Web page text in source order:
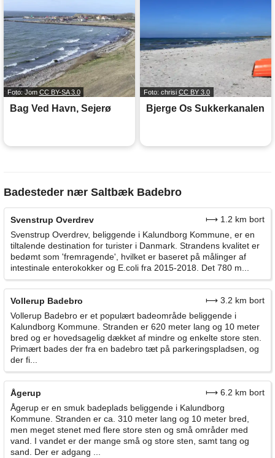
Foto: Jom CC BY-SA 3.0
Bag Ved Havn, Sejerø
Foto: chrisi CC BY 3.0
Bjerge Os Sukkerkanalen
Badesteder nær Saltbæk Badebro
Svenstrup Overdrev
⟼ 1.2 km bort
Svenstrup Overdrev, beliggende i Kalundborg Kommune, er en
tiltalende destination for turister i Danmark. Strandens kvalitet er
bedømt som 'fremragende', hvilket er baseret på målinger af
intestinale enterokokker og E.coli fra 2015-2018. Det 780 m...
Vollerup Badebro
⟼ 3.2 km bort
Vollerup Badebro er et populært badeområde beliggende i
Kalundborg Kommune. Stranden er 620 meter lang og 10 meter
bred og er hovedsagelig dækket af mindre og enkelte store sten.
Primært bades der fra en badebro tæt på parkeringspladsen, og
der fi...
Ågerup
⟼ 6.2 km bort
Ågerup er en smuk badeplads beliggende i Kalundborg
Kommune. Stranden er ca. 310 meter lang og 10 meter bred,
men meget stenet med flere store sten og små områder med
vand. I vandet er der mange små og store sten, samt tang og
sand. Der er adgang ...